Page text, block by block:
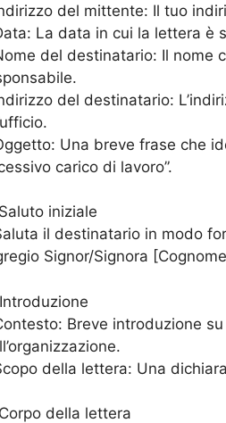
del mittente: Il tuo
La data in cui la lettera è
del destinatario: Il nome
del destinatario:
Una breve frase che
carico di lavoro”.
iniziale
il destinatario in modo
Signor/Signora
Breve introduzione
della lettera: Una
della lettera